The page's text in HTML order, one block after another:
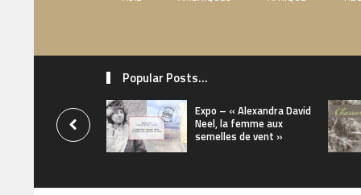
Popular Posts...
Expo – « Alexandra David
Neel, la femme aux
semelles de vent »